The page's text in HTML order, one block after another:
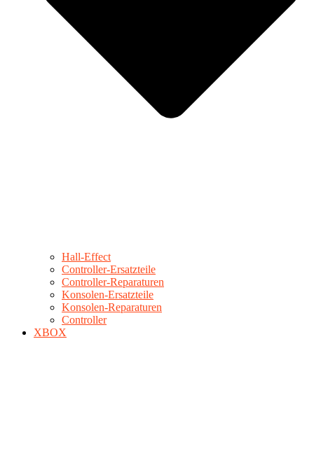
Hall-Effect
Controller-Ersatzteile
Controller-Reparaturen
Konsolen-Ersatzteile
Konsolen-Reparaturen
Controller
XBOX